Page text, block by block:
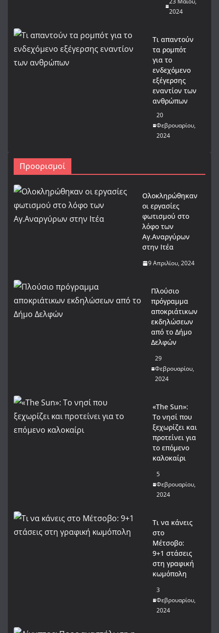
2024
Τι απαντούν
τα ρομπότ
για το
ενδεχόμενο
εξέγερσης
εναντίον των
ανθρώπων
20
Φεβρουαρίου,
2024
Προορισμοί
Ολοκληρώθηκαν
οι εργασίες
φωτισμού στο
λόφο των
Αγ.Αναργύρων
στην Ιτέα
9 Απριλίου, 2024
Πλούσιο
πρόγραμμα
αποκριάτικων
εκδηλώσεων
από το Δήμο
Δελφών
29
Φεβρουαρίου,
2024
«The Sun»:
Το νησί που
ξεχωρίζει και
προτείνει για
το επόμενο
καλοκαίρι
5
Φεβρουαρίου,
2024
Τι να κάνεις
στο
Μέτσοβο:
9+1 στάσεις
στη γραφική
κωμόπολη
3
Φεβρουαρίου,
2024